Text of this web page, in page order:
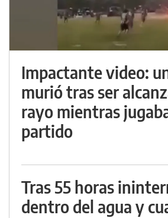
Impactante video:
murió tras ser
rayo mientras
partido
Tras 55 horas
dentro del agua y